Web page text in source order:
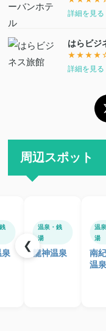
詳細を見
はらビジ
詳細を見
周辺スポット
温泉・銭
湯
龍神温泉
温
湯
南
温泉
❮